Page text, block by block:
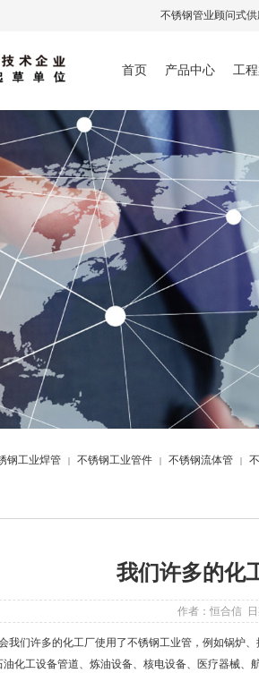
不锈钢管业顾问式
首页 产品中心 工
钢工业焊管 | 不锈钢工业管件 | 不锈钢流体管 |
我们许多的化
作者：恒合信 日
们许多的化工厂使用了不锈钢工业管 ，例如锅炉
油化工设备管道、炼油设备、核电设备、医疗器械、